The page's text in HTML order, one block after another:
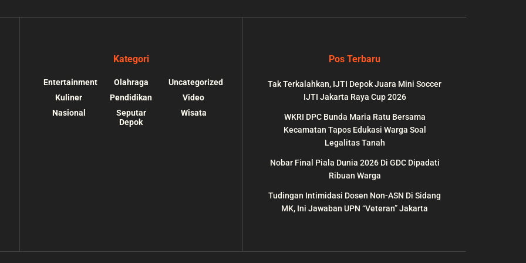
Kategori
Entertainment
Kuliner
Nasional
Olahraga
Pendidikan
Seputar
Depok
Uncategorized
Video
Wisata
Pos Terbaru
Tak Terkalahkan, IJTI Depok Juara Mini Soccer
IJTI Jakarta Raya Cup 2026
WKRI DPC Bunda Maria Ratu Bersama
Kecamatan Tapos Edukasi Warga Soal
Legalitas Tanah
Nobar Final Piala Dunia 2026 Di GDC Dipadati
Ribuan Warga
Tudingan Intimidasi Dosen Non-ASN Di Sidang
MK, Ini Jawaban UPN “Veteran” Jakarta
/home/u7064241/public_html/depokupdate.co/wp-on 991